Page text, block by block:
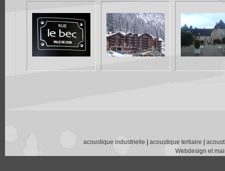
acoustique industrielle | acoustique tertiaire |
Webdesign et